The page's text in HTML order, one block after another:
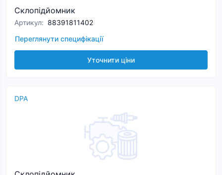
Склопідйомник
Артикул: 88391811402
Переглянути специфікації
Уточнити ціни
DPA